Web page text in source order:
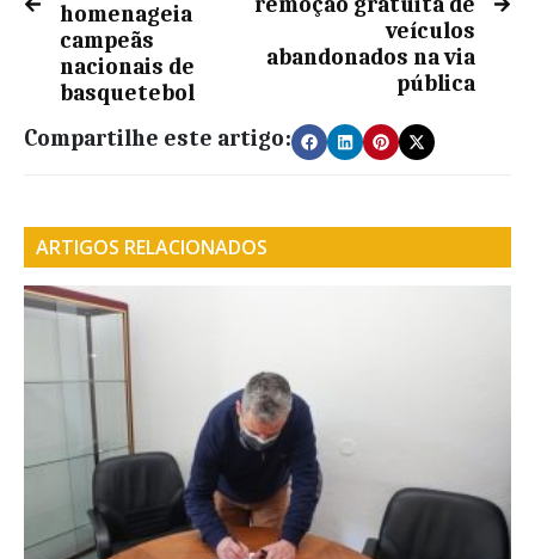
homenageia
campeãs
nacionais de
basquetebol
veículos
abandonados na via
pública
Compartilhe este artigo:
ARTIGOS RELACIONADOS